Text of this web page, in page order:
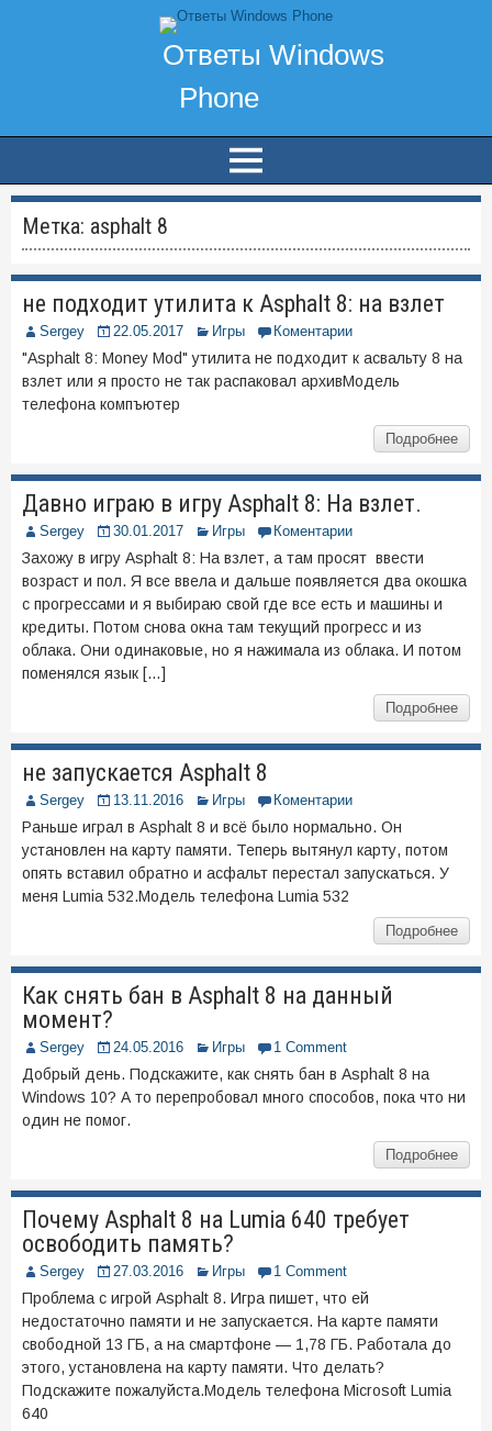
Метка: asphalt 8
не подходит утилита к Asphalt 8: на взлет
Sergey 22.05.2017 Игры Коментарии
"Asphalt 8: Money Mod" утилита не подходит к асвальту 8 на
взлет или я просто не так распаковал архивМодель
телефона компъютер
Подробнее
Давно играю в игру Asphalt 8: На взлет.
Sergey 30.01.2017 Игры Коментарии
Захожу в игру Asphalt 8: На взлет, а там просят ввести
возраст и пол. Я все ввела и дальше появляется два окошка
с прогрессами и я выбираю свой где все есть и машины и
кредиты. Потом снова окна там текущий прогресс и из
облака. Они одинаковые, но я нажимала из облака. И потом
поменялся язык […]
Подробнее
не запускается Asphalt 8
Sergey 13.11.2016 Игры Коментарии
Раньше играл в Asphalt 8 и всё было нормально. Он
установлен на карту памяти. Теперь вытянул карту, потом
опять вставил обратно и асфальт перестал запускаться. У
меня Lumia 532.Модель телефона Lumia 532
Подробнее
Как снять бан в Asphalt 8 на данный
момент?
Sergey 24.05.2016 Игры 1 Comment
Добрый день. Подскажите, как снять бан в Asphalt 8 на
Windows 10? А то перепробовал много способов, пока что ни
один не помог.
Подробнее
Почему Asphalt 8 на Lumia 640 требует
освободить память?
Sergey 27.03.2016 Игры 1 Comment
Проблема с игрой Asphalt 8. Игра пишет, что ей
недостаточно памяти и не запускается. На карте памяти
свободной 13 ГБ, а на смартфоне — 1,78 ГБ. Работала до
этого, установлена на карту памяти. Что делать?
Подскажите пожалуйста.Модель телефона Microsoft Lumia
640